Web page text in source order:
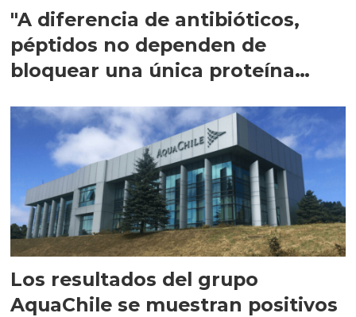
"A diferencia de antibióticos,
péptidos no dependen de
bloquear una única proteína
Los resultados del grupo
AquaChile se muestran positivos